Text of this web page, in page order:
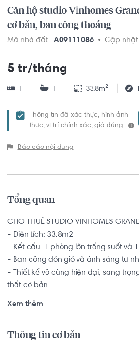
Căn hộ studio Vinhomes
cơ bản, ban công thoáng
Mã nhà đất: A09111086 Cập nhật:
5 tr/tháng
1 1 33.8m²
Thông tin đã xác thực, hình ảnh
thực, vị trí chính xác, giá đúng
Báo cáo nội dung
Tổng quan
CHO THUÊ STUDIO VINHOMES
- Diện tích: 33.8m2
- Kết cấu: 1 phòng lớn trống suốt và
- Ban công đón gió và ánh sáng tự
- Thiết kế vô cùng hiện đại, sang
thất cơ bản.
Gia chủ tương lai có thể tự mình bày
Xem thêm
Thông tin cơ bản